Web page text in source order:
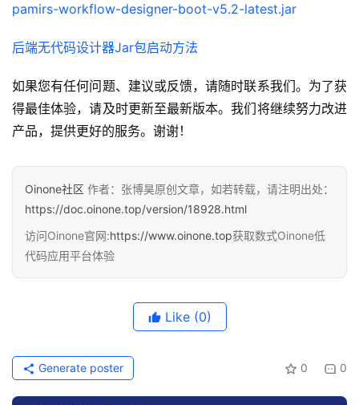
pamirs-workflow-designer-boot-v5.2-latest.jar
后端无代码设计器Jar包启动方法
如果您有任何问题、建议或反馈，请随时联系我们。为了获
得最佳体验，请及时更新至最新版本。我们将继续努力改进
产品，提供更好的服务。谢谢！
Oinone社区 作者：张博昊原创文章，如若转载，请注明出处：
https://doc.oinone.top/version/18928.html
访问Oinone官网:https://www.oinone.top获取数式Oinone低
代码应用平台体验
Like (0)
0 0
Generate poster